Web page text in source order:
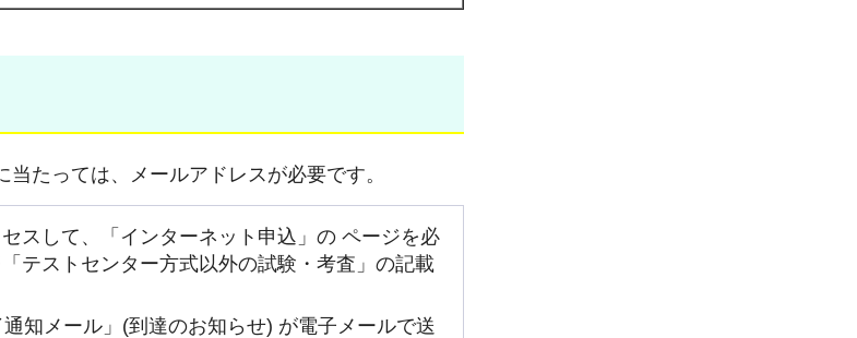
たっては、メールアドレスが必要です。
スして、「インターネット申込」の ページを必
テストセンター方式以外の試験・考査」の記載
知メール」(到達のお知らせ) が電子メールで送